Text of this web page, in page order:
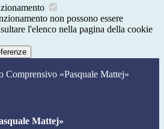
non possono essere
l'elenco nella pagina della cookie
Comprensivo «Pasquale Mattej»
Mattej»